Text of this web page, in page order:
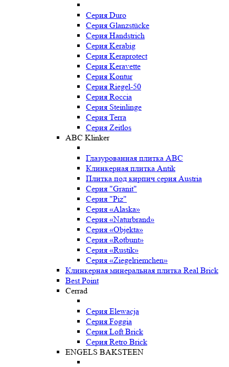
Серия Duro
Серия Glanzstücke
Серия Handstrich
Серия Kerabig
Серия Keraprotect
Серия Keravette
Серия Kontur
Серия Riegel-50
Серия Roccia
Серия Steinlinge
Серия Terra
Серия Zeitlos
ABC Klinker
Глазурованная плитка ABC
Клинкерная плитка Antik
Плитка под кирпич серия Austria
Серия "Granit"
Серия "Piz"
Серия «Alaska»
Серия «Naturbrand»
Серия «Objekta»
Серия «Rotbunt»
Серия «Rustik»
Серия «Ziegelriemchen»
Клинкерная минеральная плитка Real Brick
Best Point
Cerrad
Серия Elewacja
Серия Foggia
Серия Loft Brick
Серия Retro Brick
ENGELS BAKSTEEN